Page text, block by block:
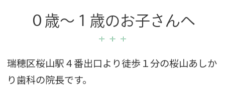
０歳～１歳のお子さんへ
瑞穂区桜山駅４番出口より徒歩１分の桜山あしか
り歯科の院長です。